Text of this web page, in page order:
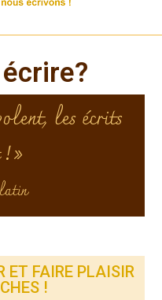
les écrits
!»
ET FAIRE PLAISIR
!